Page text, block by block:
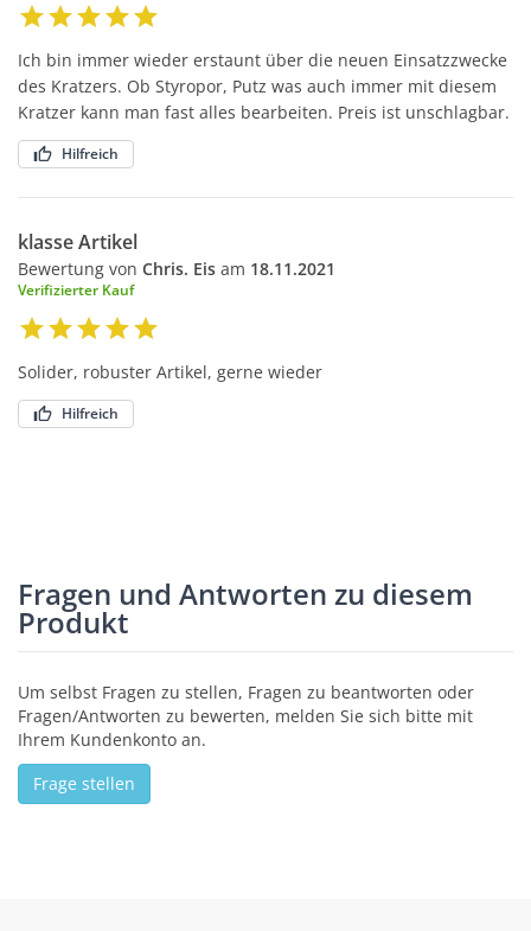
Ich bin immer wieder erstaunt über die neuen Einsatzzwecke
des Kratzers. Ob Styropor, Putz was auch immer mit diesem
Kratzer kann man fast alles bearbeiten. Preis ist unschlagbar.
Hilfreich
klasse Artikel
Bewertung von Chris. Eis am 18.11.2021
Verifizierter Kauf
Solider, robuster Artikel, gerne wieder
Hilfreich
Fragen und Antworten zu diesem
Produkt
Um selbst Fragen zu stellen, Fragen zu beantworten oder
Fragen/Antworten zu bewerten, melden Sie sich bitte mit
Ihrem Kundenkonto an.
Frage stellen